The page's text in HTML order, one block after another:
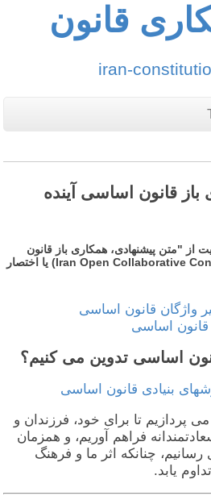
قانون
iran-
قانون اساسی آینده
از "متن پیشنهادی، همکاری باز قانون
اساسی" (Iran Open Collaborative Constitution Initiative) یا اختصار
واژگان قانون اساسی
اساسی
اساسی تدوین می کنیم؟
بنیادی قانون اساسی
پردازیم تا برای خود، فرزندان و
فراهم آوریم، و همزمان
چنانکه اثر ما و فرهنگ
یابد.